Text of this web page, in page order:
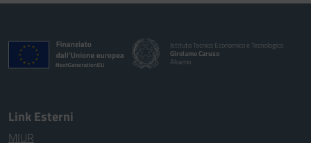
Istituto Tecnico Economico e Tecnologico
Girolamo Caruso
Alcamo
Link Esterni
MIUR